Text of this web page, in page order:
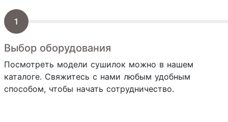
Выбор оборудования
Посмотреть модели сушилок можно в нашем
каталоге. Свяжитесь с нами любым удобным
способом, чтобы начать сотрудничество.